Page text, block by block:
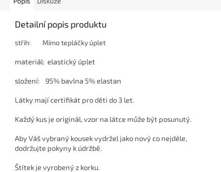
Detailní popis produktu
střih: Mímo tepláčky úplet
materiál: elastický úplet
složení: 95% bavlna 5% elastan
Látky mají certifikát pro děti do 3 let.
Každý kus je originál, vzor na látce může být posunutý.
Aby Váš vybraný kousek vydržel jako nový co nejdéle,
dodržujte pokyny k údržbě.
Štítek je vyrobený z korku.